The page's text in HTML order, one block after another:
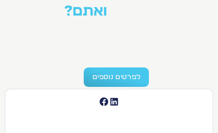
ואתם?
לפרטים נוספים